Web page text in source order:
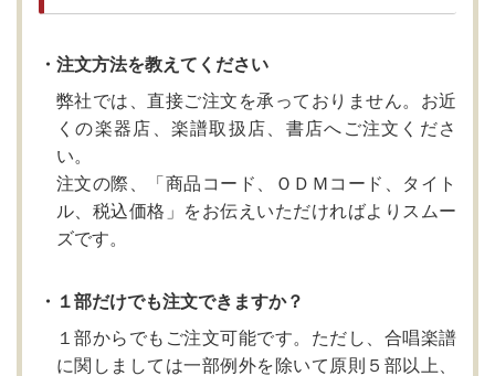
・注文方法を教えてください
弊社では、直接ご注文を承っておりません。お近
くの楽器店、楽譜取扱店、書店へご注文くださ
い。
注文の際、「商品コード、ＯＤＭコード、タイト
ル、税込価格」をお伝えいただければよりスムー
ズです。
・１部だけでも注文できますか？
１部からでもご注文可能です。ただし、合唱楽譜
に関しましては一部例外を除いて原則５部以上、